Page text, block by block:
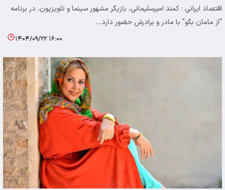
اقتصاد ایرانی : کمند امیرسلیمانی، بازیگر مشهور سینما و تلویزیون، در برنامه
"از مامان بگو" با مادر و برادرش حضور دارد…
۱۴۰۴/۰۹/۲۲ ۱۶:۰۰